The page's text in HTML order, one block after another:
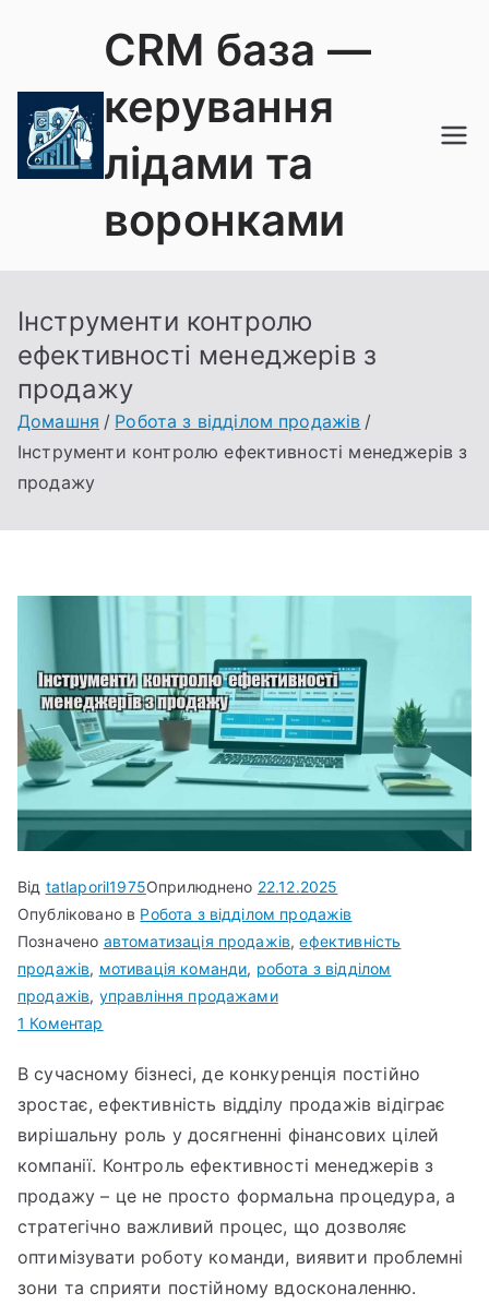
CRM база —
керування
лідами та
воронками
Інструменти контролю
ефективності менеджерів з
продажу
Домашня
Робота з відділом продажів
Інструменти контролю ефективності менеджерів з
продажу
Від tatlaporil1975Оприлюднено 22.12.2025
Опубліковано в Робота з відділом продажів
Позначено автоматизація продажів,ефективність
продажів, мотивація команди, робота з відділом
продажів, управління продажами
1 Коментар
контролю
ефективності
менеджерів
з
В сучасному бізнесі, де конкуренція постійно
зростає, ефективність відділу продажів відіграє
вирішальну роль у досягненні фінансових цілей
компанії. Контроль ефективності менеджерів з
продажу – це не просто формальна процедура, а
стратегічно важливий процес, що дозволяє
оптимізувати роботу команди, виявити проблемні
зони та сприяти постійному вдосконаленню.